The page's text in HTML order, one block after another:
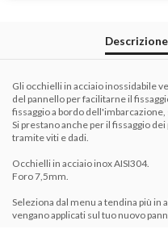
Descrizione
Gli occhielli in acciaio inossidabile
del pannello per facilitarne il
fissaggio a bordo
Si prestano anche per il fissaggio
tramite viti e dadi.
Occhielli in acciaio inox AISI304.
Foro 7,5mm.
Seleziona dal menu a tendina più
vengano applicati sul tuo nuovo